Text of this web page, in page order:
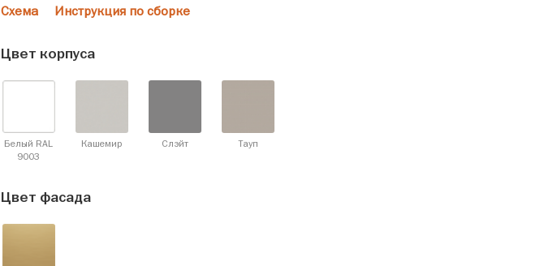
Схема Инструкция по сборке
Цвет корпуса
Белый RAL
9003
Кашемир Слэйт Тауп
Цвет фасада